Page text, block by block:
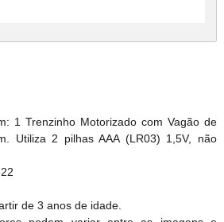
1 Trenzinho Motorizado com Vagão de
Utiliza 2 pilhas AAA (LR03) 1,5V, não
de 3 anos de idade.